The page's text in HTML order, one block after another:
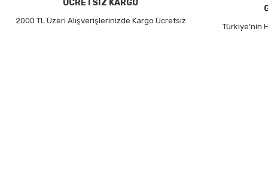
ÜCRETSİZ KARGO
2000 TL Üzeri Alışverişlerinizde Kargo Ücretsiz
Türkiye’nin